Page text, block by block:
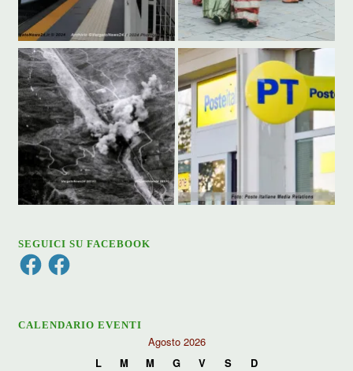
SEGUICI SU FACEBOOK
FacebookFacebook
CALENDARIO EVENTI
Agosto 2026
L
M M G V S
D